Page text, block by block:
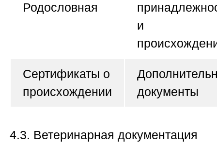
Родословная
и
Сертификаты о
происхождении
документы
4.3. Ветеринарная документация